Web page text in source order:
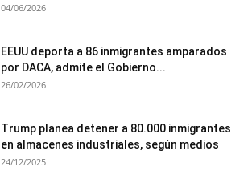
04/06/2026
EEUU deporta a 86 inmigrantes amparados
por DACA, admite el Gobierno...
26/02/2026
Trump planea detener a 80.000 inmigrantes
en almacenes industriales, según medios
24/12/2025